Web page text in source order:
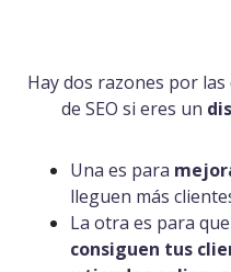
Hay dos razones por
de SEO si eres un
Una es para
lleguen más
La otra es para
consiguen tus